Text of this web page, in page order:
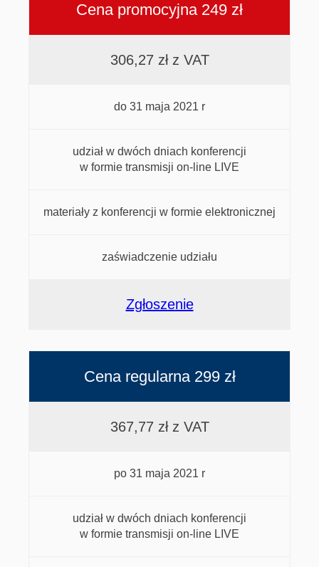
Cena promocyjna 249 zł
306,27 zł z VAT
do 31 maja 2021 r
udział w dwóch dniach konferencji
w formie transmisji on-line LIVE
materiały z konferencji w formie elektronicznej
zaświadczenie udziału
Zgłoszenie
Cena regularna 299 zł
367,77 zł z VAT
po 31 maja 2021 r
udział w dwóch dniach konferencji
w formie transmisji on-line LIVE